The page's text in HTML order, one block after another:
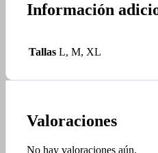
Información
Tallas L, M, XL
Valoraciones
No hay valoraciones aún.